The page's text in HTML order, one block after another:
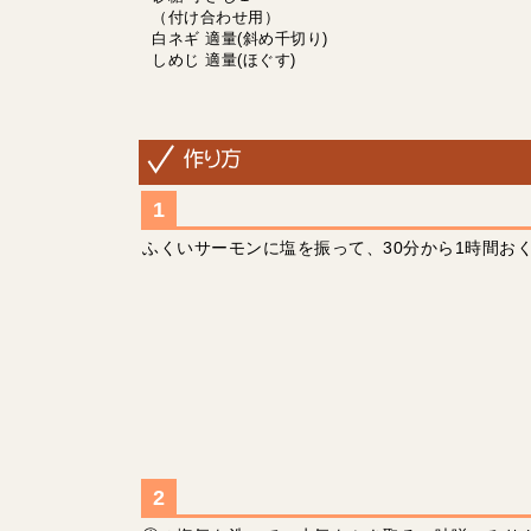
（付け合わせ用）
白ネギ 適量(斜め千切り)
しめじ 適量(ほぐす)
ふくいサーモンに塩を振って、30分から1時間お